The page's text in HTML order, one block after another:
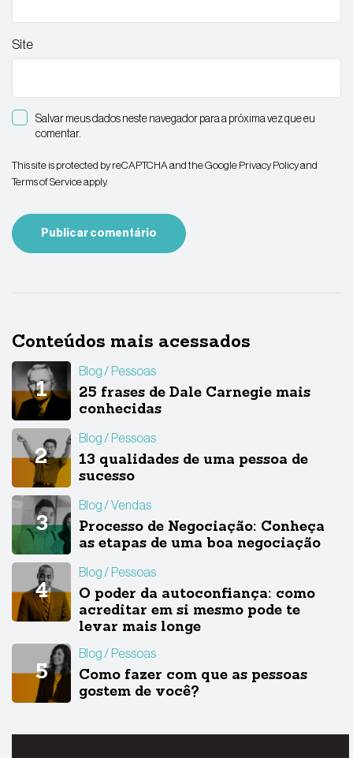
Site
Salvar meus dados neste navegador para a próxima vez que eu
comentar.
This site is protected by reCAPTCHA and the Google Privacy Policyand
Terms of Serviceapply.
Conteúdos mais acessados
Blog Pessoas
25 frases de Dale Carnegie mais
conhecidas
Blog Pessoas
13 qualidades de uma pessoa de
sucesso
Blog Vendas
Processo de Negociação: Conheça
as etapas de uma boa negociação
Blog Pessoas
O poder da autoconfiança: como
acreditar em si mesmo pode te
levar mais longe
Blog Pessoas
Como fazer com que as pessoas
gostem de você?